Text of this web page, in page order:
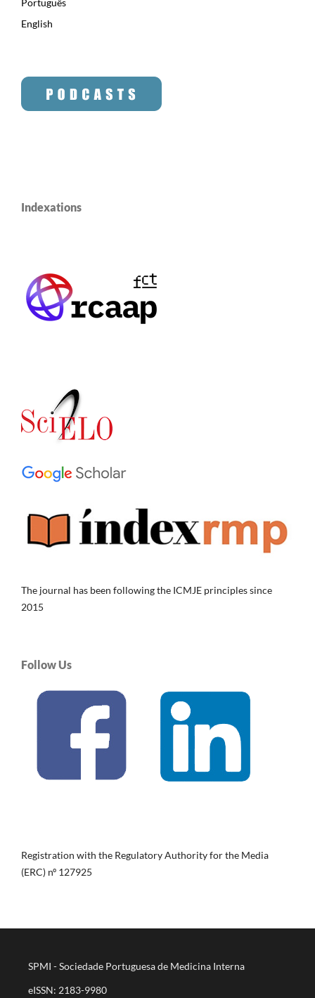
English
Indexations
The journal has been following the ICMJE principles since
2015
Follow Us
Registration with the Regulatory Authority for the Media
(ERC) nº 127925
SPMI - Sociedade Portuguesa de Medicina Interna
eISSN: 2183-9980